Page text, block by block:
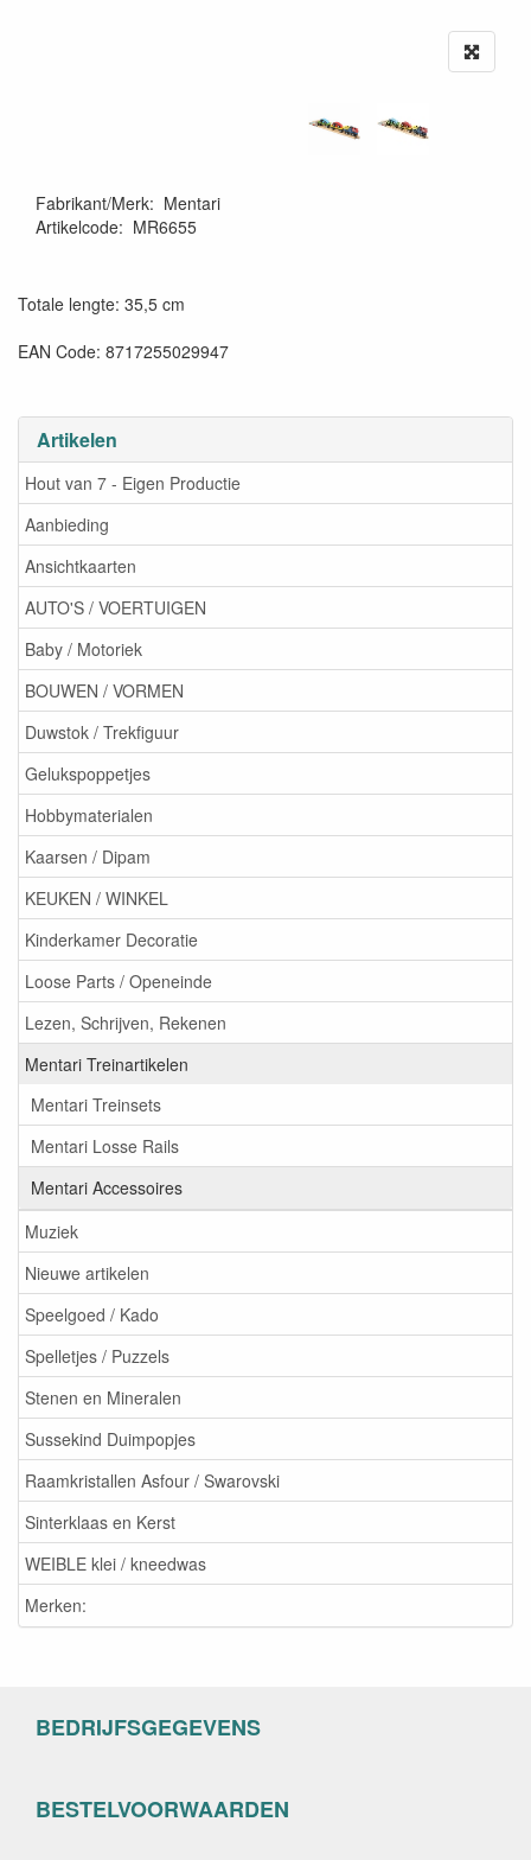
Artikelen
Hout van 7 - Eigen Productie
Aanbieding
Ansichtkaarten
AUTO'S / VOERTUIGEN
Baby / Motoriek
BOUWEN / VORMEN
Duwstok / Trekfiguur
Gelukspoppetjes
Hobbymaterialen
Kaarsen / Dipam
KEUKEN / WINKEL
Kinderkamer Decoratie
Loose Parts / Openeinde
Lezen, Schrijven, Rekenen
Mentari Treinartikelen
Mentari Treinsets
Mentari Losse Rails
Mentari Accessoires
Muziek
Nieuwe artikelen
Speelgoed / Kado
Spelletjes / Puzzels
Stenen en Mineralen
Sussekind Duimpopjes
Raamkristallen Asfour / Swarovski
Sinterklaas en Kerst
WEIBLE klei / kneedwas
Merken:
Fabrikant/Merk: Mentari
Artikelcode: MR6655
Totale lengte: 35,5 cm
EAN Code: 8717255029947
BEDRIJFSGEGEVENS
BESTELVOORWAARDEN